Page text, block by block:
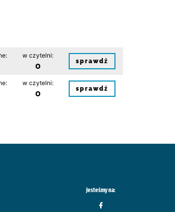
w czytelni:
0 sprawdź
w czytelni:
0 sprawdź
Jesteśmy na: